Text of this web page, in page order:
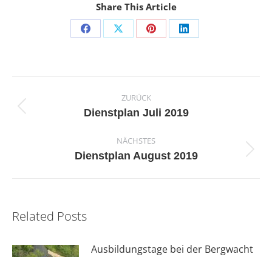
Share This Article
Share Share Share Share
ZURÜCK
Vorheriger
Dienstplan Juli 2019
NÄCHSTES
Nächster
Dienstplan August 2019
Related Posts
Ausbildungstage bei der Bergwacht